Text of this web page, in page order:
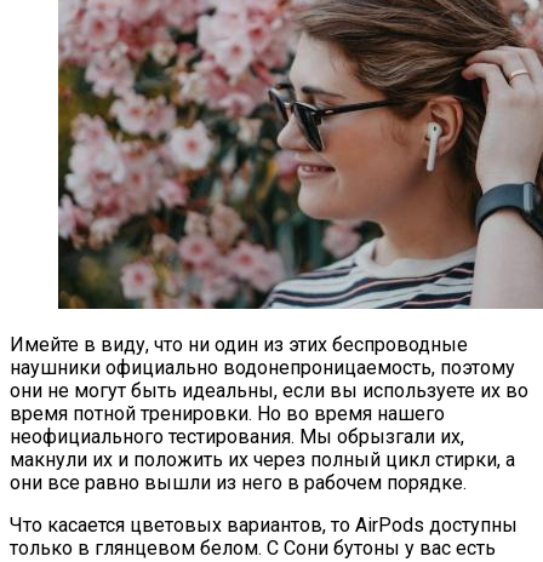
Имейте в виду, что ни один из этих беспроводные
наушники официально водонепроницаемость, поэтому
они не могут быть идеальны, если вы используете их во
время потной тренировки. Но во время нашего
неофициального тестирования. Мы обрызгали их,
макнули их и положить их через полный цикл стирки, а
они все равно вышли из него в рабочем порядке.
Что касается цветовых вариантов, то AirPods доступны
только в глянцевом белом. С Сони бутоны у вас есть